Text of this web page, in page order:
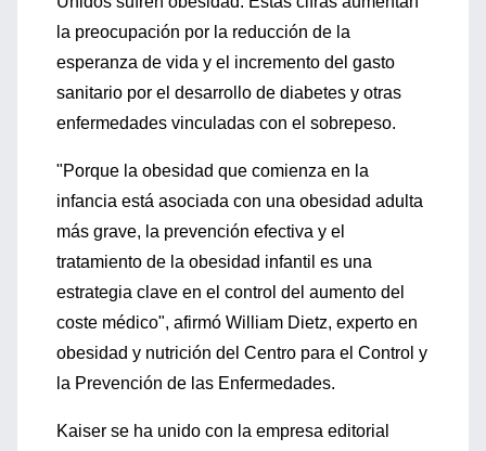
la preocupación por la reducción de la
esperanza de vida y el incremento del gasto
sanitario por el desarrollo de diabetes y otras
enfermedades vinculadas con el sobrepeso.
"Porque la obesidad que comienza en la
infancia está asociada con una obesidad adulta
más grave, la prevención efectiva y el
tratamiento de la obesidad infantil es una
estrategia clave en el control del aumento del
coste médico", afirmó William Dietz, experto en
obesidad y nutrición del Centro para el Control y
la Prevención de las Enfermedades.
Kaiser se ha unido con la empresa editorial